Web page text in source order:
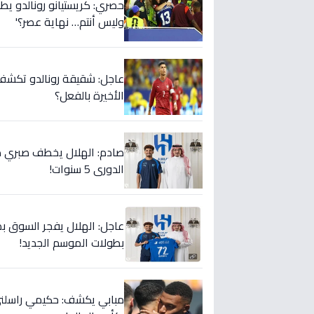
حصري: كريستيانو رونالدو
وليس أنتم… نهاية عصر؟'
عاجل: شقيقة رونالدو
الأخيرة بالفعل؟
صادم: الهلال يخطف صبري
الدوري 5 سنوات!
عاجل: الهلال يفجر السوق
بطولات الموسم الجديد!
مبابي يكشف: حكيمي